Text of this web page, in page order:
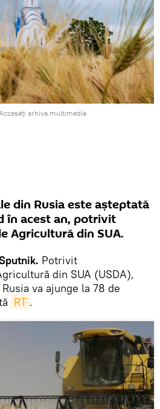
arhiva multimedia
din Rusia este așteptată
în acest an, potrivit
Agricultură din SUA.
Potrivit
din SUA (USDA),
va ajunge la 78 de
RT .